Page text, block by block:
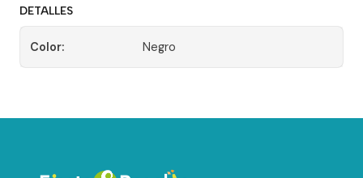
DETALLES
Color: Negro